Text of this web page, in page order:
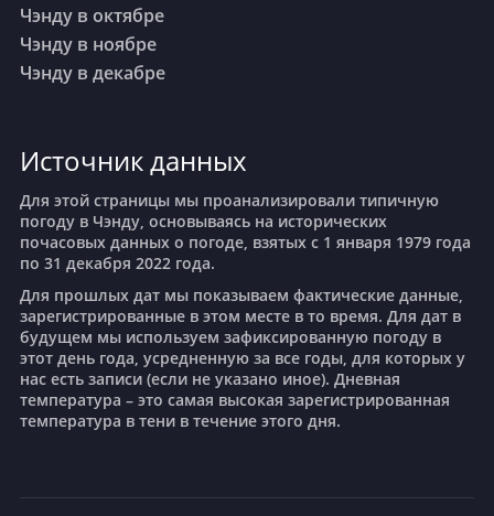
Ханчжоу
Куньмин
Нанкин
Наньнин
Нинбо
Чэнду в октябре
Чэнду в ноябре
Чэнду в декабре
Источник данных
Для этой страницы мы проанализировали типичную
погоду в Чэнду, основываясь на исторических
почасовых данных о погоде, взятых с 1 января 1979 года
по 31 декабря 2022 года.
Для прошлых дат мы показываем фактические данные,
зарегистрированные в этом месте в то время. Для дат в
будущем мы используем зафиксированную погоду в
этот день года, усредненную за все годы, для которых у
нас есть записи (если не указано иное). Дневная
температура – это самая высокая зарегистрированная
температура в тени в течение этого дня.